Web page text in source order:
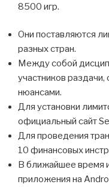
8500 игр.
Они поставляются
разных стран.
Между собой
участников
нюансами.
Для установки
официальный сайт
Для проведения
10 финансовых
В ближайшее время
приложения на